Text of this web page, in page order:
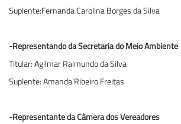
Suplente:Fernanda Carolina Borges da Silva
-Representando da Secretaria do Meio Ambiente
Titular: Agilmar Raimundo da Silva
Suplente: Amanda Ribeiro Freitas
-Representante da Câmera dos Vereadores